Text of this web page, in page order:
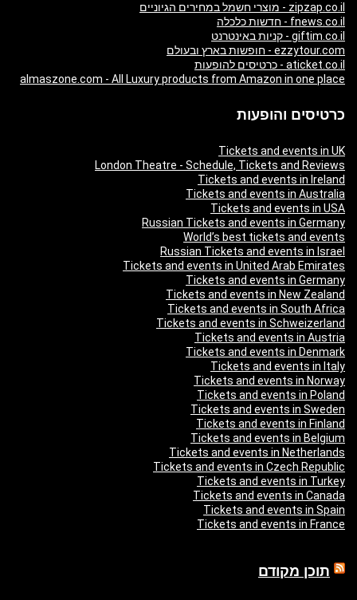
zipzap.co.il - מוצרי חשמל במחירים הגיוניים
fnews.co.il - חדשות כלכלה
giftim.co.il - קניות באינטרנט
ezzytour.com - חופשות בארץ ובעולם
aticket.co.il - כרטיסים להופעות
almaszone.com - All Luxury products from Amazon in one place
כרטיסים והופעות
Tickets and events in UK
London Theatre - Schedule, Tickets and Reviews
Tickets and events in Ireland
Tickets and events in Australia
Tickets and events in USA
Russian Tickets and events in Germany
World’s best tickets and events
Russian Tickets and events in Israel
Tickets and events in United Arab Emirates
Tickets and events in Germany
Tickets and events in New Zealand
Tickets and events in South Africa
Tickets and events in Schweizerland
Tickets and events in Austria
Tickets and events in Denmark
Tickets and events in Italy
Tickets and events in Norway
Tickets and events in Poland
Tickets and events in Sweden
Tickets and events in Finland
Tickets and events in Belgium
Tickets and events in Netherlands
Tickets and events in Czech Republic
Tickets and events in Turkey
Tickets and events in Canada
Tickets and events in Spain
Tickets and events in France
תוכן מקודם